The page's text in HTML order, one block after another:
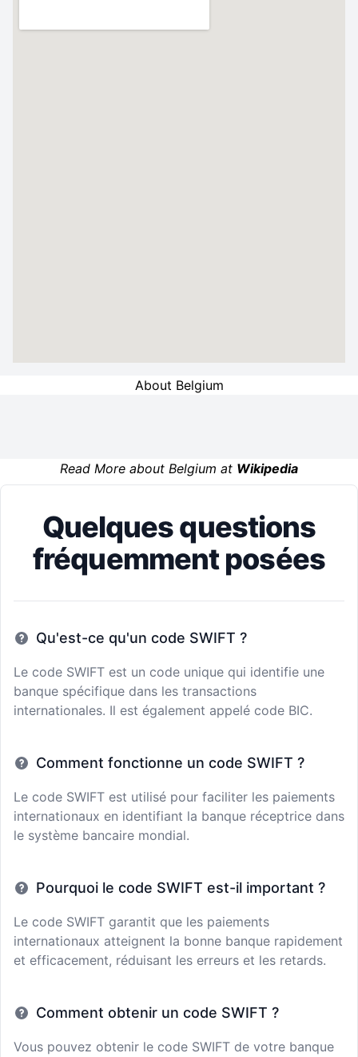
About Belgium
Read More about Belgium at Wikipedia
Quelques questions
fréquemment posées
Qu'est-ce qu'un code SWIFT ?
Le code SWIFT est un code unique qui identifie une
banque spécifique dans les transactions
internationales. Il est également appelé code BIC.
Comment fonctionne un code SWIFT ?
Le code SWIFT est utilisé pour faciliter les paiements
internationaux en identifiant la banque réceptrice dans
le système bancaire mondial.
Pourquoi le code SWIFT est-il important ?
Le code SWIFT garantit que les paiements
internationaux atteignent la bonne banque rapidement
et efficacement, réduisant les erreurs et les retards.
Comment obtenir un code SWIFT ?
Vous pouvez obtenir le code SWIFT de votre banque